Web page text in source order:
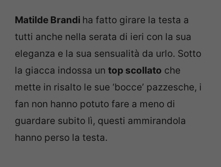
Matilde Brandi ha fatto girare la testa a
tutti anche nella serata di ieri con la sua
eleganza e la sua sensualità da urlo. Sotto
la giacca indossa un top scollato che
mette in risalto le sue ‘bocce’ pazzesche, i
fan non hanno potuto fare a meno di
guardare subito lì, questi ammirandola
hanno perso la testa.